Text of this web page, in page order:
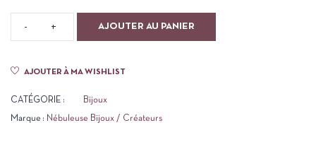
AJOUTER AU PANIER
AJOUTER À MA WISHLIST
CATÉGORIE : Bijoux
Marque : Nébuleuse Bijoux / Créateurs